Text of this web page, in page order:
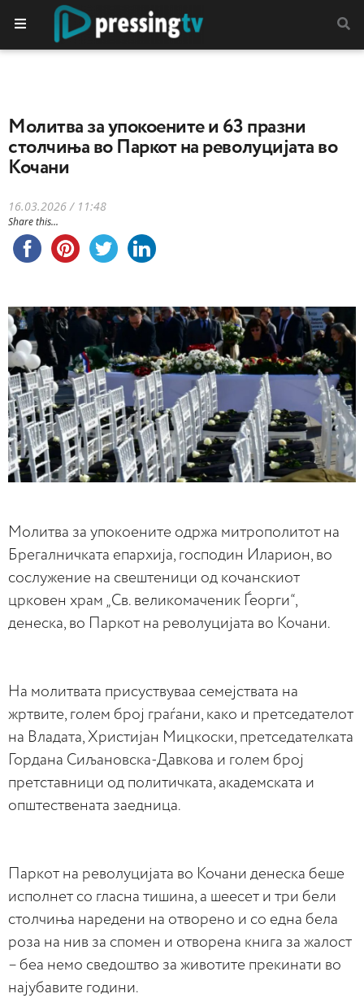
Молитва за упокоените и 63 празни
столчиња во Паркот на револуцијата во
Кочани
16.03.2026 / 11:48
Share this...
Молитва за упокоените одржа митрополитот на
Брегалничката епархија, господин Иларион, во
сослужение на свештеници од кочанскиот
црковен храм „Св. великомаченик Ѓеорги“,
денеска, во Паркот на револуцијата во Кочани.
На молитвата присуствуваа семејствата на
жртвите, голем број граѓани, како и претседателот
на Владата, Христијан Мицкоски, претседателката
Гордана Сиљановска-Давкова и голем број
претставници од политичката, академската и
општествената заедница.
Паркот на револуцијата во Кочани денеска беше
исполнет со гласна тишина, а шеесет и три бели
столчиња наредени на отворено и со една бела
роза на нив за спомен и отворена книга за жалост
– беа немо сведоштво за животите прекинати во
најубавите години.